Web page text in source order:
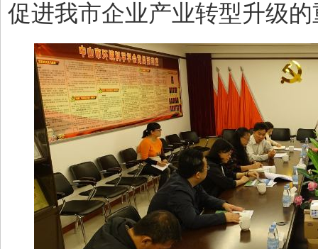
促进我市企业产业转型升级